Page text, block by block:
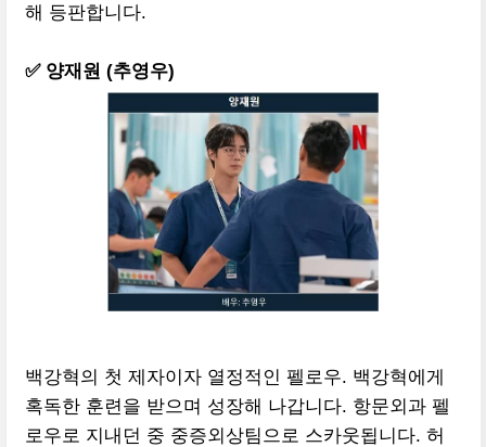
해 등판합니다.
✅ 양재원 (추영우)
백강혁의 첫 제자이자 열정적인 펠로우. 백강혁에게
혹독한 훈련을 받으며 성장해 나갑니다. 항문외과 펠
로우로 지내던 중 중증외상팀으로 스카웃됩니다. 허